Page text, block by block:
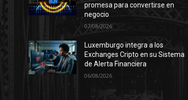
promesa para convertirse en
negocio
07/08/2026
Luxemburgo integra a los
Exchanges Cripto en su Sistema
de Alerta Financiera
06/08/2026